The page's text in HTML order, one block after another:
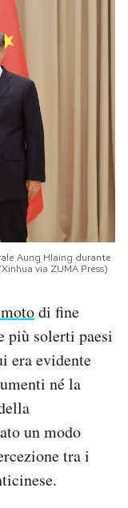
Aung Hlaing durante
via ZUMA Press)
di fine
più solerti paesi
era evidente
né la
un modo
tra i